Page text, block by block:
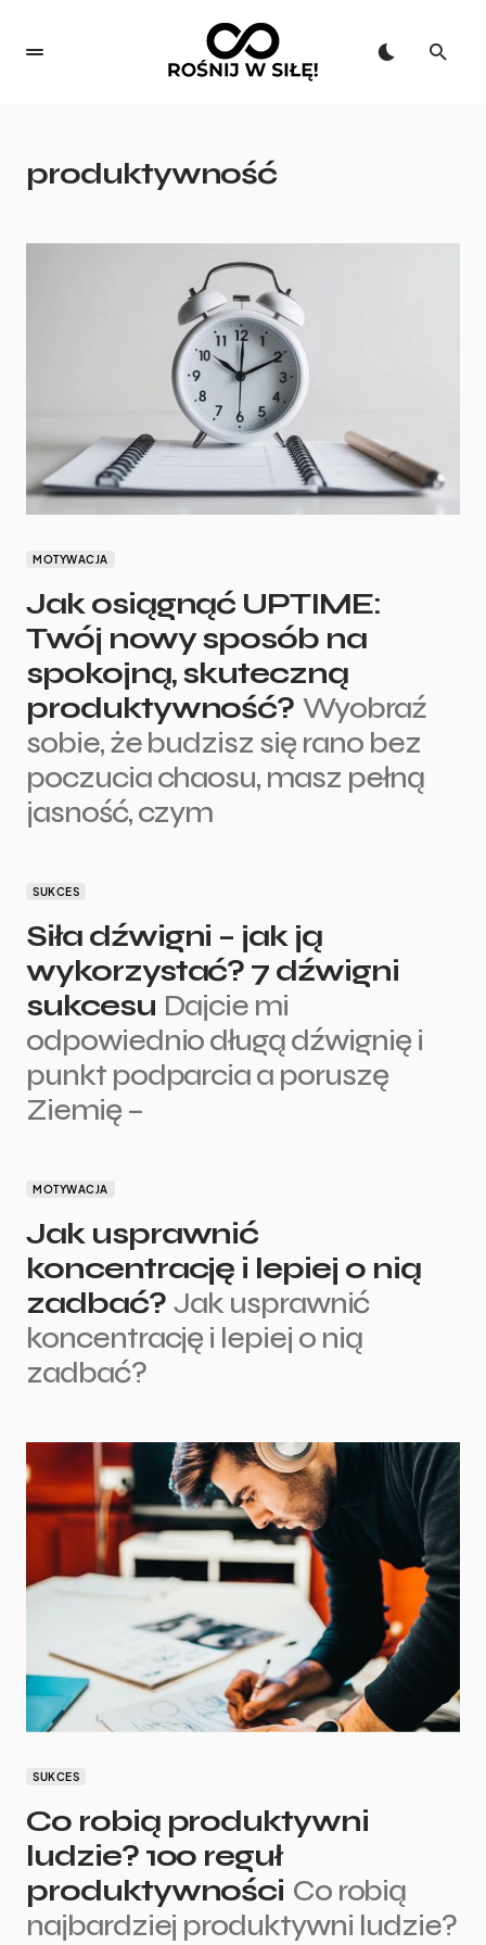
produktywność
MOTYWACJA
Jak osiągnąć UPTIME:
Twój nowy sposób na
spokojną, skuteczną
produktywność? Wyobraź
sobie, że budzisz się rano bez
poczucia chaosu, masz pełną
jasność, czym
SUKCES
Siła dźwigni – jak ją
wykorzystać? 7 dźwigni
sukcesu Dajcie mi
odpowiednio długą dźwignię i
punkt podparcia a poruszę
Ziemię –
MOTYWACJA
Jak usprawnić
koncentrację i lepiej o nią
zadbać? Jak usprawnić
koncentrację i lepiej o nią
zadbać?
SUKCES
Co robią produktywni
ludzie? 100 reguł
produktywności Co robią
najbardziej produktywni ludzie?